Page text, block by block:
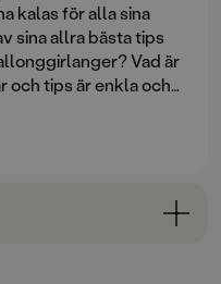
kalas för alla sina
sina allra bästa tips
Vad är
och tips är enkla och
kan man göra av
Åberg.